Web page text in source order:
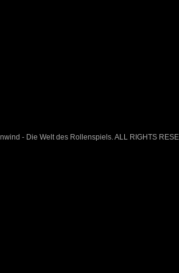
- Die Welt des Rollenspiels. ALL RIGHTS